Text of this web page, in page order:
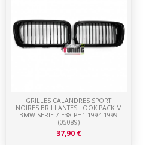
GRILLES CALANDRES SPORT
NOIRES BRILLANTES LOOK PACK M
BMW SERIE 7 E38 PH1 1994-1999
(05089)
37,90 €